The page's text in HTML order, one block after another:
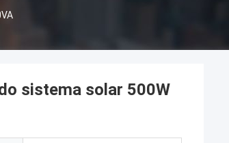
sistema solar 500W